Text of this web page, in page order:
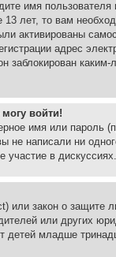
имя
лет, то вам
активированы
адрес
заблокирован
войти!
имя или пароль
не написали ни
участие в дискуссиях.
или закон о
или других
младше